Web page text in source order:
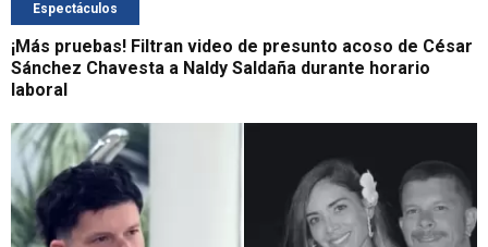
Espectáculos
¡Más pruebas! Filtran video de presunto acoso de César
Sánchez Chavesta a Naldy Saldaña durante horario
laboral